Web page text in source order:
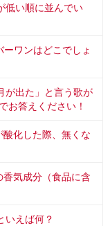
低い順に並んでい
ワンはどこでしょ
が出た」と言う歌が
お答えください！
化した際、無くな
気成分（食品に含
いえば何？